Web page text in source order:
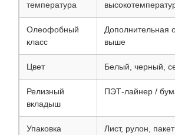
температура
Олеофобный
класс
Дополнительная
выше
Цвет Белый, черный,
Релизный
вкладыш
ПЭТ-лайнер /
Упаковка Лист, рулон,